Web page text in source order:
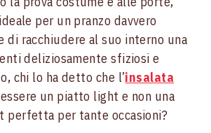
per un pranzo davvero
di racchiudere al suo interno una
deliziosamente sfiziosi e
chi lo ha detto che l’insalata
un piatto light e non una
perfetta per tante occasioni?